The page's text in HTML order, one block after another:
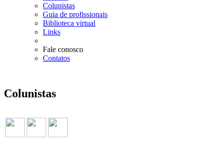
Colunistas
Guia de profissionais
Biblioteca virtual
Links
Fale conosco
Contatos
Colunistas